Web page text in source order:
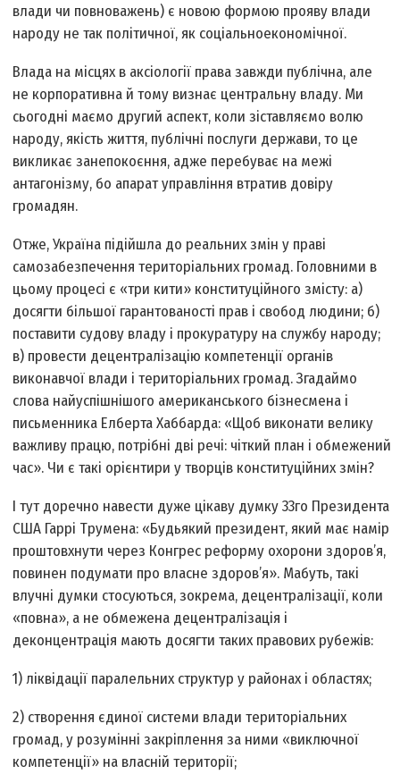
влади чи повноважень) є новою формою прояву влади
народу не так політичної, як соціально­економічної.
Влада на місцях в аксіології права завжди публічна, але
не корпоративна й тому визнає центральну владу. Ми
сьогодні маємо другий аспект, коли зіставляємо волю
народу, якість життя, публічні послуги держави, то це
викликає занепокоєння, адже перебуває на межі
антагонізму, бо апарат управління втратив довіру
громадян.
Отже, Україна підійшла до реальних змін у праві
самозабезпечення територіальних громад. Головними в
цьому процесі є «три кити» конституційного змісту: а)
досягти більшої гарантованості прав і свобод людини; б)
поставити судову владу і прокуратуру на службу народу;
в) провести децентралізацію компетенції органів
виконавчої влади і територіальних громад. Згадаймо
слова найуспішнішого американського бізнесмена і
письменника Елберта Хаббарда: «Щоб виконати велику
важливу працю, потрібні дві речі: чіткий план і обмежений
час». Чи є такі орієнтири у творців конституційних змін?
І тут доречно навести дуже цікаву думку 33­го Президента
США Гаррі Трумена: «Будь­який президент, який має намір
проштовхнути через Конгрес реформу охорони здоров’я,
повинен подумати про власне здоров’я». Мабуть, такі
влучні думки стосуються, зокрема, децентралізації, коли
«повна», а не обмежена децентралізація і
деконцентрація мають досягти таких правових рубежів:
1) ліквідації паралельних структур у районах і областях;
2) створення єдиної системи влади територіальних
громад, у розумінні закріплення за ними «виключної
компетенції» на власній території;